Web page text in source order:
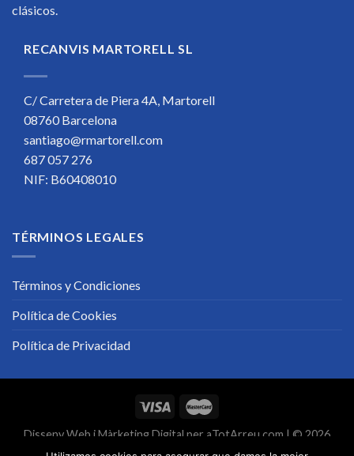
clásicos.
RECANVIS MARTORELL SL
C/ Carretera de Piera 4A, Martorell
08760 Barcelona
santiago@rmartorell.com
687 057 276
NIF: B60408010
TÉRMINOS LEGALES
Términos y Condiciones
Política de Cookies
Política de Privacidad
Disseny Web iMàrketing Digital per aTotArreu.com | © 2026